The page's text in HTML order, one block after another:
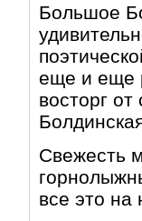
Большое
еще и еще
восторг
Свежесть
все это на